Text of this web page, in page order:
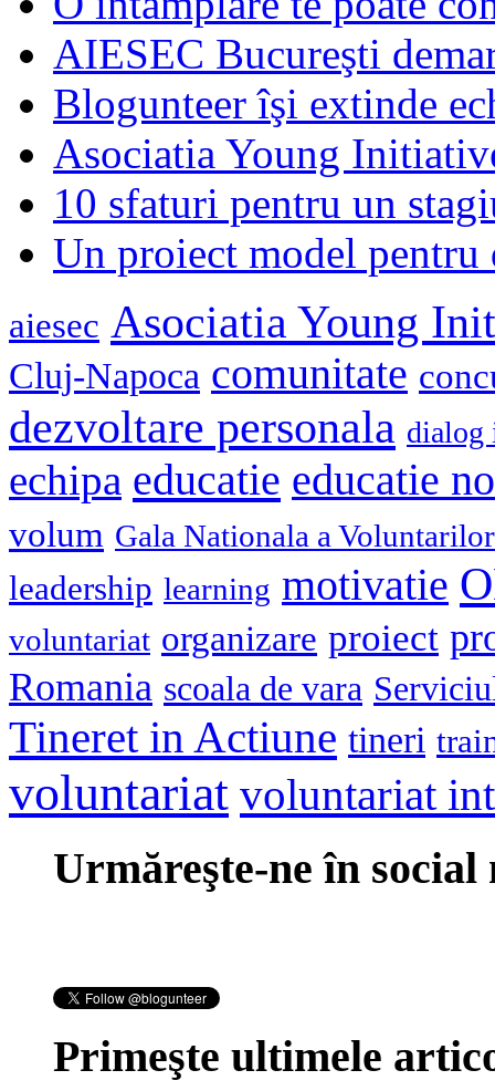
AIESEC Bucureşti
Blogunteer îşi extinde
Asociatia Young
10 sfaturi pentru un
Un proiect model
aiesec Asociatia Young
Cluj-Napoca comunitate
dezvoltare personala dialog
echipa educatie educatie
volum Gala Nationala a Voluntarilor
leadership learning motivatie
voluntariat organizare proiect
Romania scoala de vara
Tineret in Actiune tineri
voluntariat voluntariat
Urmăreşte-ne în social
Primeşte ultimele